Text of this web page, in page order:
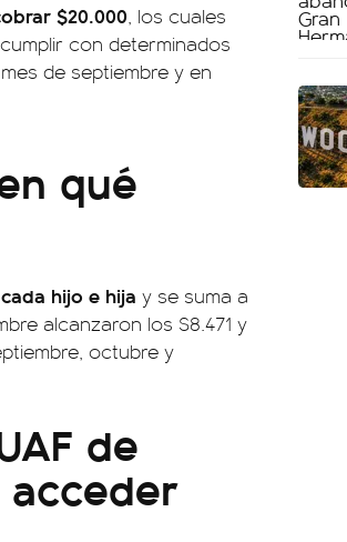
$20.000, los cuales
con determinados
de septiembre y en
qué
hijo e hija y se suma a
alcanzaron los $8.471 y
octubre y
de
acceder